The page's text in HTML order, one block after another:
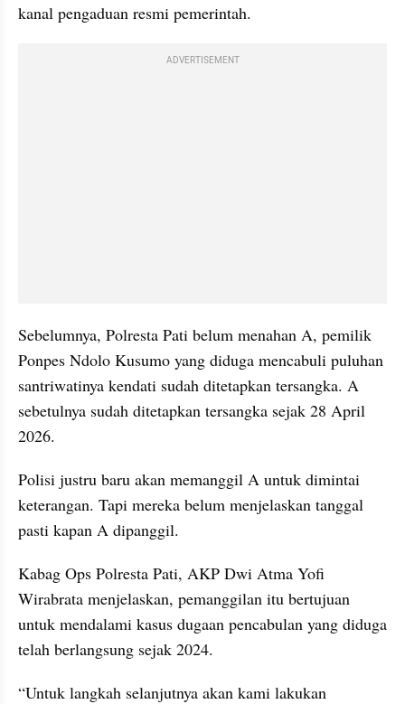
kanal pengaduan resmi pemerintah.
ADVERTISEMENT
Sebelumnya, Polresta Pati belum menahan A, pemilik
Ponpes Ndolo Kusumo yang diduga mencabuli puluhan
santriwatinya kendati sudah ditetapkan tersangka. A
sebetulnya sudah ditetapkan tersangka sejak 28 April
2026.
Polisi justru baru akan memanggil A untuk dimintai
keterangan. Tapi mereka belum menjelaskan tanggal
pasti kapan A dipanggil.
Kabag Ops Polresta Pati, AKP Dwi Atma Yofi
Wirabrata menjelaskan, pemanggilan itu bertujuan
untuk mendalami kasus dugaan pencabulan yang diduga
telah berlangsung sejak 2024.
“Untuk langkah selanjutnya akan kami lakukan